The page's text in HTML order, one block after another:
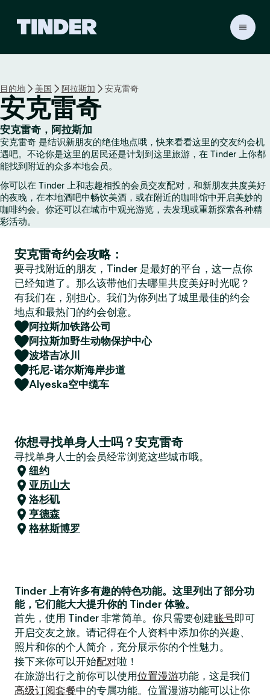
r
目的地 美国 阿拉斯加 安克雷奇
安克雷奇
安克雷奇，阿拉斯加
安克雷奇 是结识新朋友的绝佳地点哦，快来看看这里的交友约会机
遇吧。不论你是这里的居民还是计划到这里旅游，在 Tinder 上你都
能找到附近的众多本地会员。
你可以在 Tinder 上和志趣相投的会员交友配对，和新朋友共度美好
的夜晚，在本地酒吧中畅饮美酒，或在附近的咖啡馆中开启美妙的
咖啡约会。你还可以在城市中观光游览，去发现或重新探索各种精
彩活动。
安克雷奇约会攻略：
要寻找附近的朋友，Tinder 是最好的平台，这一点你
已经知道了。那么该带他们去哪里共度美好时光呢？
有我们在，别担心。我们为你列出了城里最佳的约会
地点和最热门的约会创意。
阿拉斯加铁路公司
阿拉斯加野生动物保护中心
波塔吉冰川
托尼-诺尔斯海岸步道
Alyeska空中缆车
你想寻找单身人士吗？安克雷奇
寻找单身人士的会员经常浏览这些城市哦。
纽约
亚历山大
洛杉矶
亨德森
格林斯博罗
Tinder 上有许多有趣的特色功能。这里列出了部分功
能，它们能大大提升你的 Tinder 体验。
首先，使用 Tinder 非常简单。你只需要创建账号即可
开启交友之旅。请记得在个人资料中添加你的兴趣、
照片和你的个人简介，充分展示你的个性魅力。
接下来你可以开始配对啦！
在旅游出行之前你可以使用位置漫游功能，这是我们
高级订阅套餐中的专属功能。位置漫游功能可以让你